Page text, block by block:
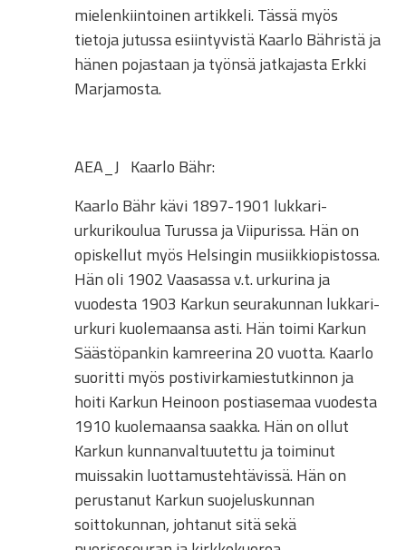
mielenkiintoinen artikkeli. Tässä myös
tietoja jutussa esiintyvistä Kaarlo Bähristä ja
hänen pojastaan ja työnsä jatkajasta Erkki
Marjamosta.
AEA_J Kaarlo Bähr:
Kaarlo Bähr kävi 1897-1901 lukkari-
urkurikoulua Turussa ja Viipurissa. Hän on
opiskellut myös Helsingin musiikkiopistossa.
Hän oli 1902 Vaasassa v.t. urkurina ja
vuodesta 1903 Karkun seurakunnan lukkari-
urkuri kuolemaansa asti. Hän toimi Karkun
Säästöpankin kamreerina 20 vuotta. Kaarlo
suoritti myös postivirkamiestutkinnon ja
hoiti Karkun Heinoon postiasemaa vuodesta
1910 kuolemaansa saakka. Hän on ollut
Karkun kunnanvaltuutettu ja toiminut
muissakin luottamustehtävissä. Hän on
perustanut Karkun suojeluskunnan
soittokunnan, johtanut sitä sekä